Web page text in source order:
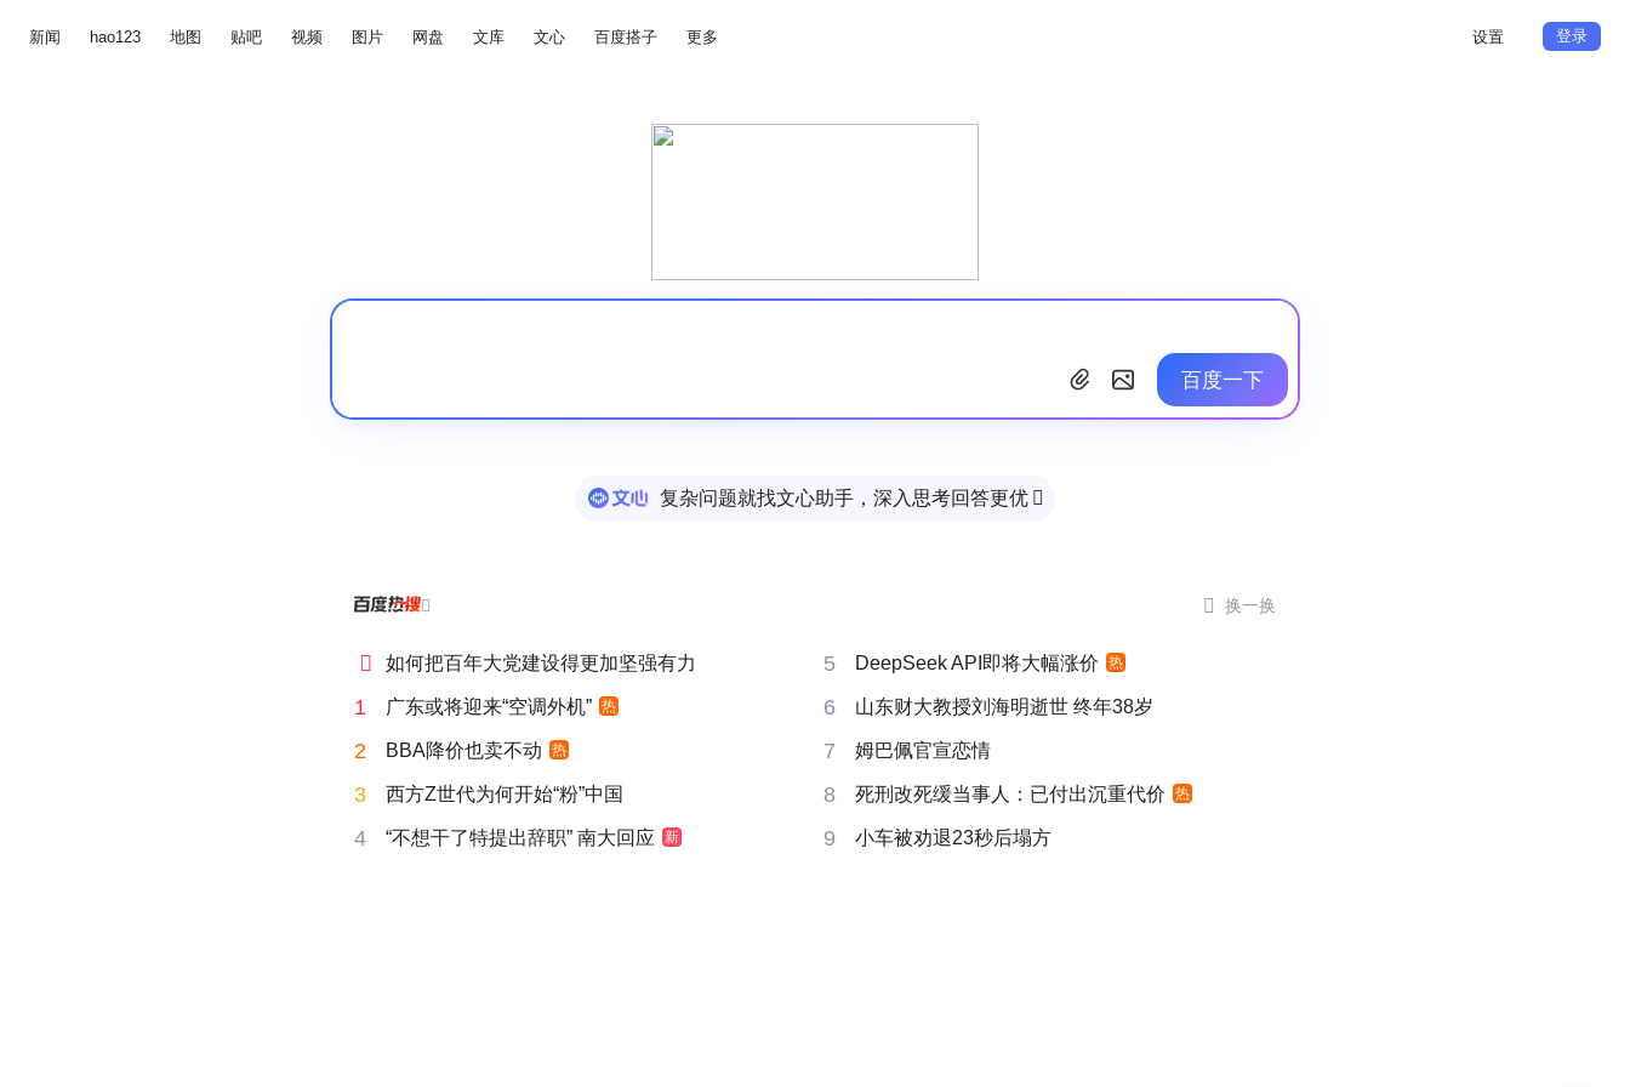
新闻 hao123 地图 贴吧 视频 图片 网盘 文库 文心 百度搭子 更多 设置 登录
百度一下
复杂问题就找文心助手，深入思考回答更优 
  换一换
 如何把百年大党建设得更加坚强有力 5 DeepSeek API即将大幅涨价 热
1 广东或将迎来“空调外机” 热 6 山东财大教授刘海明逝世 终年38岁
2 BBA降价也卖不动 热 7 姆巴佩官宣恋情
3 西方Z世代为何开始“粉”中国 8 死刑改死缓当事人：已付出沉重代价 热
4 “不想干了特提出辞职” 南大回应 新 9 小车被劝退23秒后塌方